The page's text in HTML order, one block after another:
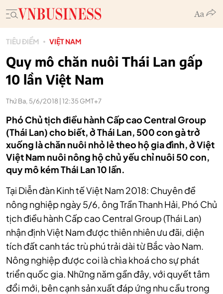
TIÊU ĐIỂM VIỆT NAM
Quy mô chăn nuôi Thái Lan gấp
10 lần Việt Nam
Thứ Ba, 5/6/2018 | 12:35 GMT+7
Phó Chủ tịch điều hành Cấp cao Central Group
(Thái Lan) cho biết, ở Thái Lan, 500 con gà trở
xuống là chăn nuôi nhỏ lẻ theo hộ gia đình, ở Việt
Việt Nam nuôi nông hộ chủ yếu chỉ nuôi 50 con,
quy mô kém Thái Lan 10 lần.
Tại Diễn đàn Kinh tế Việt Nam 2018: Chuyên đề
nông nghiệp ngày 5/6, ông Trần Thanh Hải, Phó Chủ
tịch điều hành Cấp cao Central Group (Thái Lan)
nhận định Việt Nam được thiên nhiên ưu đãi, diện
tích đất canh tác trù phú trải dài từ Bắc vào Nam.
Nông nghiệp được coi là chìa khoá cho sự phát
triển quốc gia. Những năm gần đây, với quyết tâm
đổi mới, bên cạnh sản xuất đáp ứng nhu cầu trong